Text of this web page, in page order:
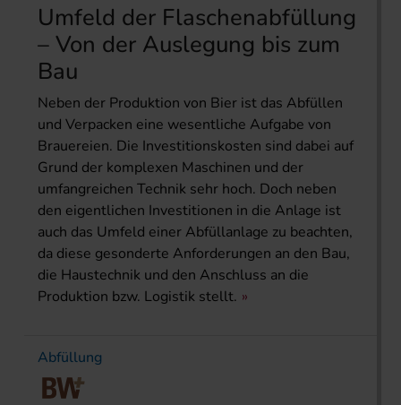
Umfeld der Flaschenabfüllung
– Von der Auslegung bis zum
Bau
Neben der Produktion von Bier ist das Abfüllen
und Verpacken eine wesentliche Aufgabe von
Brauereien. Die Investitionskosten sind dabei auf
Grund der komplexen Maschinen und der
umfangreichen Technik sehr hoch. Doch neben
den eigentlichen Investitionen in die Anlage ist
auch das Umfeld einer Abfüllanlage zu beachten,
da diese gesonderte Anforderungen an den Bau,
die Haustechnik und den Anschluss an die
Produktion bzw. Logistik stellt.
Abfüllung